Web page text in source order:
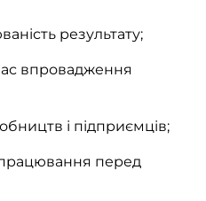
результату;
впровадження
і підприємців;
перед